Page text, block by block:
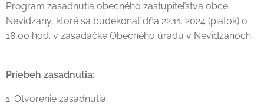
Program zasadnutia obecného zastupiteľstva obce
Nevidzany, ktoré sa budekonať dňa 22.11. 2024 (piatok) o
18,00 hod. v zasadačke Obecného úradu v Nevidzanoch.
Priebeh zasadnutia:
1. Otvorenie zasadnutia